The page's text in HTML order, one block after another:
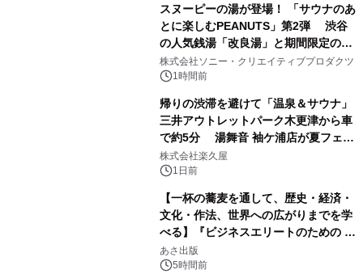
スヌーピーの湯が登場！ 「サウナのあ
とに楽しむPEANUTS」第2弾 渋谷
の人気銭湯「改良湯」と期間限定のコ
ラボレーション サウナイキタイコラ
ボグッズも発売決定！
株式会社ソニー・クリエイティブプロダクツ
1時間前
帰りの渋滞を避けて「温泉＆サウナ」
三井アウトレットパーク木更津から車
で約5分 湯舞音 袖ケ浦店が夏フェア
メニューを提供
株式会社楽久屋
1日前
【一杯の蕎麦を通して、歴史・経済・
文化・作法、世界への広がりまでを学
べる】『ビジネスエリートのための 教
養としての蕎麦』2026年8月25日
（火）発売
あさ出版
5時間前